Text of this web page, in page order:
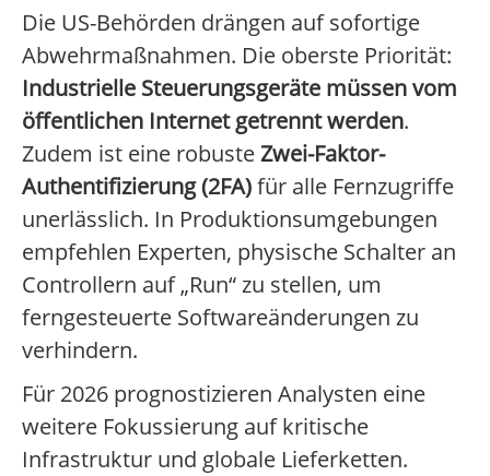
Die US-Behörden drängen auf sofortige
Abwehrmaßnahmen. Die oberste Priorität:
Industrielle Steuerungsgeräte müssen vom
öffentlichen Internet getrennt werden.
Zudem ist eine robusteZwei-Faktor-
Authentifizierung (2FA)für alle Fernzugriffe
unerlässlich. In Produktionsumgebungen
empfehlen Experten, physische Schalter an
Controllern auf „Run“ zu stellen, um
ferngesteuerte Softwareänderungen zu
verhindern.
Für 2026 prognostizieren Analysten eine
weitere Fokussierung auf kritische
Infrastruktur und globale Lieferketten.